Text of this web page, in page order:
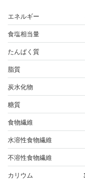
エネルギー
食塩相当量
たんぱく質
脂質
炭水化物
糖質
食物繊維
水溶性食物繊維
不溶性食物繊維
カリウム